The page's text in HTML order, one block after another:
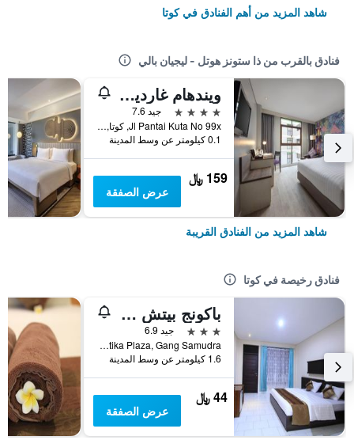
شاهد المزيد من أهم الفنادق في كوتا
فنادق بالقرب من ذا ستونز هوتل - ليجيان بالي
ويندهام غاردين كوتا بيتش بالي
4 نجوم
جيد 7.6
Jl Pantai Kuta No 99x, كوتا, إندونيسيا
0.1 كيلومتر عن وسط المدينة
159 ﷼
عرض الصفقة
شاهد المزيد من الفنادق القريبة
فنادق رخيصة في كوتا
باكونج بيتش ريزورت
3 نجوم
جيد 6.9
Jalan Kartika Plaza, Gang Samudra, كوتا, إندونيسيا
1.6 كيلومتر عن وسط المدينة
44 ﷼
عرض الصفقة